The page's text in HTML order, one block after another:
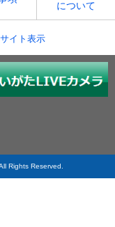
について
イト表示
Rights Reserved.